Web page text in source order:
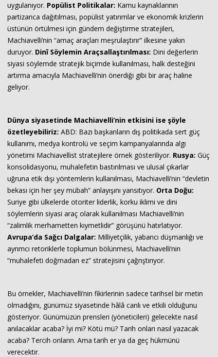
uygulanıyor. Popülist Politikalar: Kamu kaynaklarının
partizanca dağıtılması, popülist yatırımlar ve ekonomik krizlerin
üstünün örtülmesi için gündem değiştirme stratejileri,
Machiavelli’nin “amaç araçları meşrulaştırır” ilkesine yakın
duruyor. Dinî Söylemin Araçsallaştırılması: Dini değerlerin
siyasi söylemde stratejik biçimde kullanılması, halk desteğini
artırma amacıyla Machiavelli’nin önerdiği gibi bir araç haline
geliyor.
Dünya siyasetinde Machiavelli’nin etkisini ise şöyle
özetleyebiliriz: ABD: Bazı başkanların dış politikada sert güç
kullanımı, medya kontrolü ve seçim kampanyalarında algı
yönetimi Machiavellist stratejilere örnek gösteriliyor. Rusya: Güç
konsolidasyonu, muhalefetin bastırılması ve ulusal çıkarlar
uğruna etik dışı yöntemlerin kullanılması, Machiavelli’nin “devletin
bekası için her şey mübah” anlayışını yansıtıyor. Orta Doğu:
Suriye gibi ülkelerde otoriter liderlik, korku iklimi ve dini
söylemlerin siyasi araç olarak kullanılması Machiavelli’nin
“zalimlik merhametten kıymetlidir” görüşünü hatırlatıyor.
Avrupa’da Sağcı Dalgalar: Milliyetçilik, yabancı düşmanlığı ve
ayrımcı retoriklerle toplumun bölünmesi, Machiavelli’nin
“muhalefeti doğmadan ez” stratejisini çağrıştırıyor.
Bu örnekler, Machiavelli’nin fikirlerinin sadece tarihsel bir metin
olmadığını, günümüz siyasetinde hâlâ canlı ve etkili olduğunu
gösteriyor. Günümüzün prensleri (yöneticileri) gelecekte nasıl
anılacaklar acaba? İyi mi? Kötü mü? Tarih onları nasıl yazacak
acaba? Tercih onların. Ama tarih er ya da geç hükmünü
verecektir.